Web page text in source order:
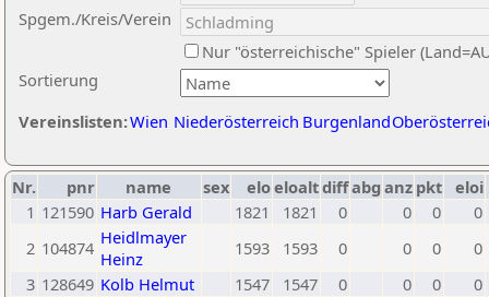
Sortierung
Spgem./Kreis/Verein
Nur "österreichische" Spieler
Vereinslisten:Wien Niederösterreich Burgenland
Nr. pnr name sex eloeloaltdiffabg anz pkt eloi
1 121590 Harb Gerald 1821 1821 0 0 0
0
2 104874 Heidlmayer
Heinz
1593 1593 0 0 0
0
3 128649 Kolb Helmut 1547 1547 0 0 0
0